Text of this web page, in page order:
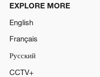
EXPLORE MORE
English
Français
Русский
CCTV+